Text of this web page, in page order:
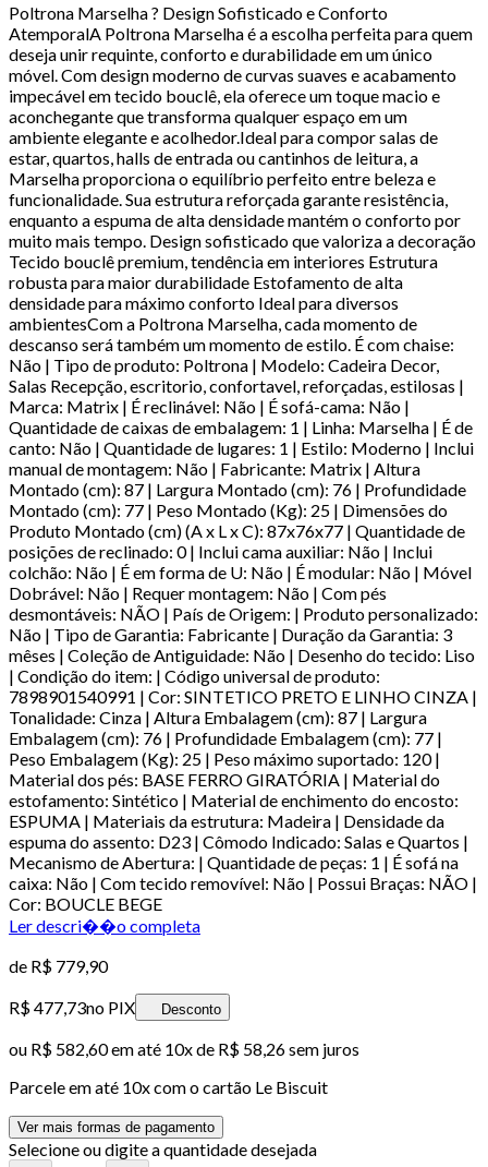
Poltrona Marselha ? Design Sofisticado e Conforto
AtemporalA Poltrona Marselha é a escolha perfeita para quem
deseja unir requinte, conforto e durabilidade em um único
móvel. Com design moderno de curvas suaves e acabamento
impecável em tecido bouclê, ela oferece um toque macio e
aconchegante que transforma qualquer espaço em um
ambiente elegante e acolhedor.Ideal para compor salas de
estar, quartos, halls de entrada ou cantinhos de leitura, a
Marselha proporciona o equilíbrio perfeito entre beleza e
funcionalidade. Sua estrutura reforçada garante resistência,
enquanto a espuma de alta densidade mantém o conforto por
muito mais tempo. Design sofisticado que valoriza a decoração
Tecido bouclê premium, tendência em interiores Estrutura
robusta para maior durabilidade Estofamento de alta
densidade para máximo conforto Ideal para diversos
ambientesCom a Poltrona Marselha, cada momento de
descanso será também um momento de estilo. É com chaise:
Não | Tipo de produto: Poltrona | Modelo: Cadeira Decor,
Salas Recepção, escritorio, confortavel, reforçadas, estilosas |
Marca: Matrix | É reclinável: Não | É sofá-cama: Não |
Quantidade de caixas de embalagem: 1 | Linha: Marselha | É de
canto: Não | Quantidade de lugares: 1 | Estilo: Moderno | Inclui
manual de montagem: Não | Fabricante: Matrix | Altura
Montado (cm): 87 | Largura Montado (cm): 76 | Profundidade
Montado (cm): 77 | Peso Montado (Kg): 25 | Dimensões do
Produto Montado (cm) (A x L x C): 87x76x77 | Quantidade de
posições de reclinado: 0 | Inclui cama auxiliar: Não | Inclui
colchão: Não | É em forma de U: Não | É modular: Não | Móvel
Dobrável: Não | Requer montagem: Não | Com pés
desmontáveis: NÃO | País de Origem: | Produto personalizado:
Não | Tipo de Garantia: Fabricante | Duração da Garantia: 3
mêses | Coleção de Antiguidade: Não | Desenho do tecido: Liso
| Condição do item: | Código universal de produto:
7898901540991 | Cor: SINTETICO PRETO E LINHO CINZA |
Tonalidade: Cinza | Altura Embalagem (cm): 87 | Largura
Embalagem (cm): 76 | Profundidade Embalagem (cm): 77 |
Peso Embalagem (Kg): 25 | Peso máximo suportado: 120 |
Material dos pés: BASE FERRO GIRATÓRIA | Material do
estofamento: Sintético | Material de enchimento do encosto:
ESPUMA | Materiais da estrutura: Madeira | Densidade da
espuma do assento: D23 | Cômodo Indicado: Salas e Quartos |
Mecanismo de Abertura: | Quantidade de peças: 1 | É sofá na
caixa: Não | Com tecido removível: Não | Possui Braças: NÃO |
Cor: BOUCLE BEGE
Ler descri��o completa
de R$ 779,90
R$ 477,73no PIX Desconto
ou R$ 582,60em até 10x de R$ 58,26 sem juros
Parcele em até 10x com o cartão Le Biscuit
Ver mais formas de pagamento
Selecione ou digite a quantidade desejada